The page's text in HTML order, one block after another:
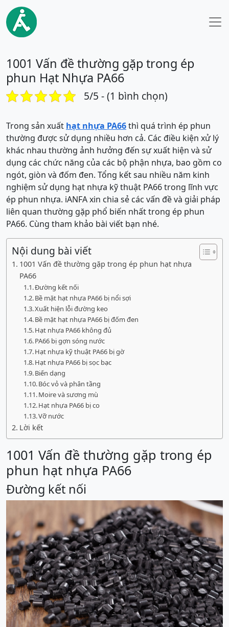
1001 Vấn đề thường gặp trong ép
phun Hạt Nhựa PA66
5/5 - (1 bình chọn)
Trong sản xuất hạt nhựa PA66thì quá trình ép phun
thường được sử dụng nhiều hơn cả. Các điều kiện xử lý
khác nhau thường ảnh hưởng đến sự xuất hiện và sử
dụng các chức năng của các bộ phận nhựa, bao gồm co
ngót, giòn và đốm đen. Tổng kết sau nhiều năm kinh
nghiệm sử dụng hạt nhựa kỹ thuật PA66 trong lĩnh vực
ép phun nhựa. iANFA xin chia sẻ các vấn đề và giải pháp
liên quan thường gặp phổ biến nhất trong ép phun
PA66. Cùng tham khảo bài viết bạn nhé.
Nội dung bài viết
1001 Vấn đề thường gặp trong ép phun hạt nhựa
PA66
Đường kết nối
Bề mặt hạt nhựa PA66 bị nổi sợi
Xuất hiện lỗi đường keo
Bề mặt hạt nhựa PA66 bị đốm đen
Hạt nhựa PA66 không đủ
PA66 bị gợn sóng nước
Hạt nhựa kỹ thuật PA66 bị gờ
Hạt nhựa PA66 bị sọc bạc
Biến dạng
Bóc vỏ và phân tầng
Moire và sương mù
Hạt nhựa PA66 bị co
Vỡ nước
Lời kết
1001 Vấn đề thường gặp trong ép
phun hạt nhựa PA66
Đường kết nối